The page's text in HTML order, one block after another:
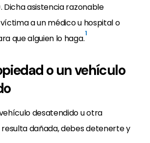
Dicha asistencia razonable
a un médico u hospital o
que alguien lo haga.1
o un vehículo
desatendido u otra
dañada, debes detenerte y